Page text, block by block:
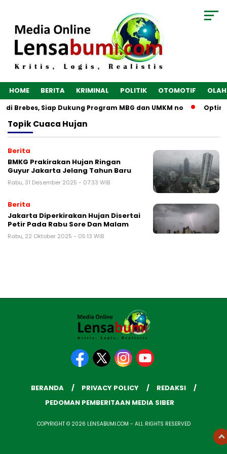
HOME BERITA KRIMINAL POLITIK OTOMOTIF
Brebes, Siap Dukung Program MBG dan UMKM no
TopikCuaca Hujan
Berita
BMKG Prakirakan Hujan Ringan
Guyur Jakarta Jelang Tahun Baru
Rabu, 31 Desember 2025 - 07:33 WIB
Berita
Jakarta Diperkirakan Hujan Disertai
Petir Pada Rabu Sore Dan Malam
Rabu, 22 Oktober 2025 - 05:13 WIB
BERANDA PRIVACY POLICY
REDAKSI
PEDOMAN PEMBERITAAN MEDIA SIBER
COPYRIGHT © 2026 LENSABUMI.COM - ALL RIGHTS RESERVED